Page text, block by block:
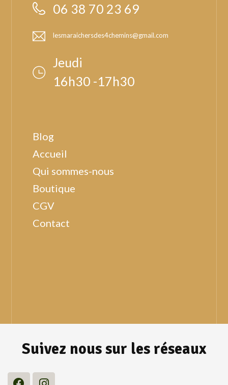
06 38 70 23 69
lesmaraichersdes4chemins@gmail.com
Jeudi
16h30 -17h30
Blog
Accueil
Qui sommes-nous
Boutique
CGV
Contact
Suivez nous sur les réseaux